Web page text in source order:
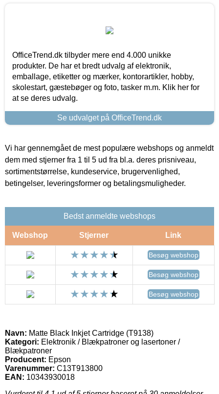
OfficeTrend.dk tilbyder mere end 4.000 unikke
produkter. De har et bredt udvalg af elektronik,
emballage, etiketter og mærker, kontorartikler, hobby,
skolestart, gæstebøger og foto, tasker m.m. Klik her for
at se deres udvalg.
Se udvalget på OfficeTrend.dk
Vi har gennemgået de mest populære webshops og anmeldt
dem med stjerner fra 1 til 5 ud fra bl.a. deres prisniveau,
sortimentstørrelse, kundeservice, brugervenlighed,
betingelser, leveringsformer og betalingsmuligheder.
Bedst anmeldte webshops
Webshop Stjerner Link
Besøg webshop
Besøg webshop
Besøg webshop
Navn: Matte Black Inkjet Cartridge (T9138)
Kategori: Elektronik / Blækpatroner og lasertoner /
Blækpatroner
Producent: Epson
Varenummer: C13T913800
EAN: 10343930018